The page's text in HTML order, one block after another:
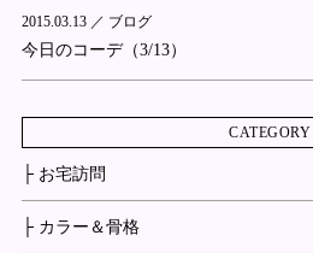
2015.03.13 ／ ブログ
今日のコーデ（3/13）
CATEGORY
├ お宅訪問
├ カラー＆骨格